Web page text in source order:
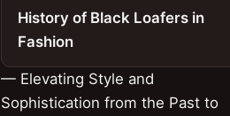
History of Black Loafers in
Fashion
— Elevating Style and
Sophistication from the Past to